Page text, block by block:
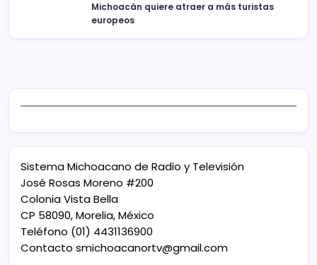
Michoacán quiere atraer a más turistas
europeos
Sistema Michoacano de Radio y Televisión
José Rosas Moreno #200
Colonia Vista Bella
CP 58090, Morelia, México
Teléfono (01) 4431136900
Contacto smichoacanortv@gmail.com